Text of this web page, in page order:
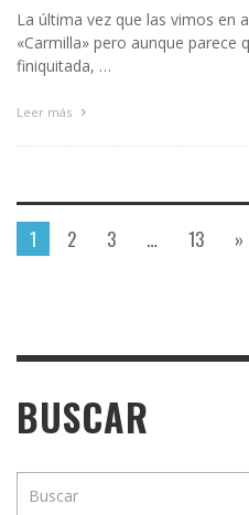
La última vez que las vimos en
«Carmilla» pero aunque parece
finiquitada, …
Leer más
1 2 3 … 13 »
BUSCAR